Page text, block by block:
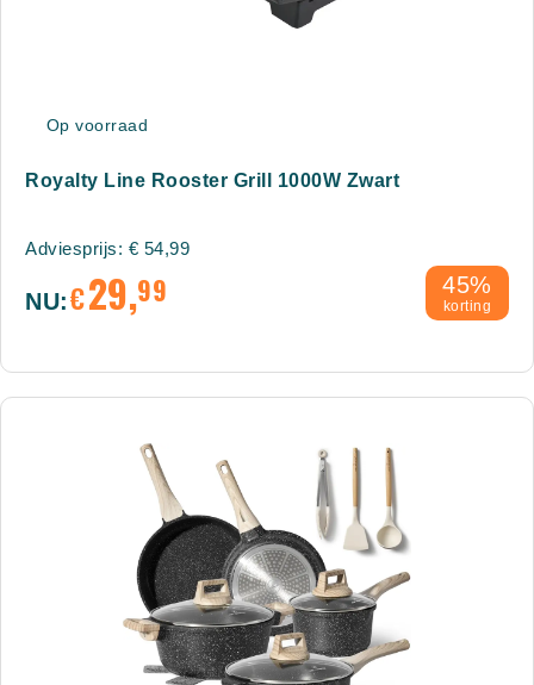
Op voorraad
Royalty Line Rooster Grill 1000W Zwart
Adviesprijs: € 54,99
NU:€29,99 45%
korting